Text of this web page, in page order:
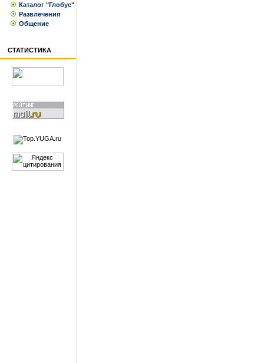
Каталог "Глобус"
Развлечения
Общение
СТАТИСТИКА